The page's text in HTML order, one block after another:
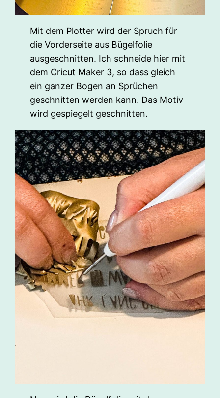
Mit dem Plotter wird der Spruch für
die Vorderseite aus Bügelfolie
ausgeschnitten. Ich schneide hier mit
dem Cricut Maker 3, so dass gleich
ein ganzer Bogen an Sprüchen
geschnitten werden kann. Das Motiv
wird gespiegelt geschnitten.